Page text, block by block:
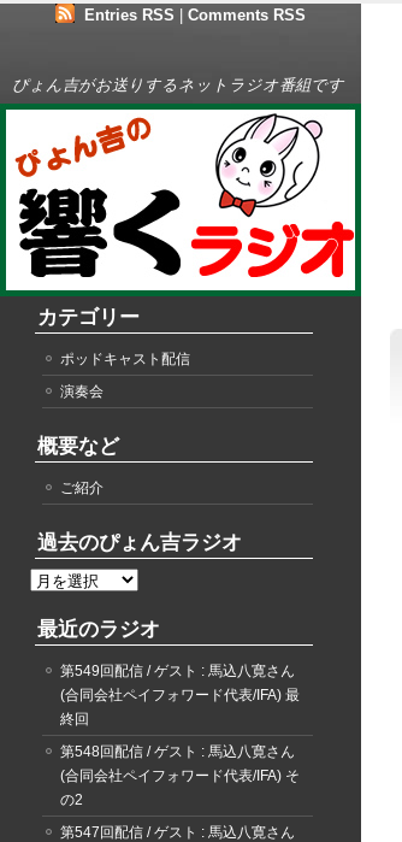
Entries RSS Comments RSS
ぴょん吉がお送りするネットラジオ番組です
カテゴリー
ポッドキャスト配信
演奏会
概要など
ご紹介
過去のぴょん吉ラジオ
過
の
最近のラジオ
第549回配信 / ゲスト : 馬込八寛さん
(合同会社ペイフォワード代表/IFA) 最
終回
第548回配信 / ゲスト : 馬込八寛さん
(合同会社ペイフォワード代表/IFA) そ
の2
第547回配信 / ゲスト : 馬込八寛さん